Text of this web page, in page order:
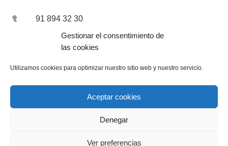
Gestionar el consentimiento de
las cookies
Utilizamos cookies para optimizar nuestro sitio web y nuestro servicio.
Aceptar cookies
Denegar
Ver preferencias
 91 894 32 30
696 93 12 16
696 93 12 18
Política de privacidad